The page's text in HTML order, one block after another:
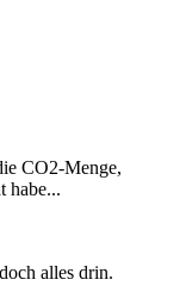
CO2-Menge,
habe...
alles drin.